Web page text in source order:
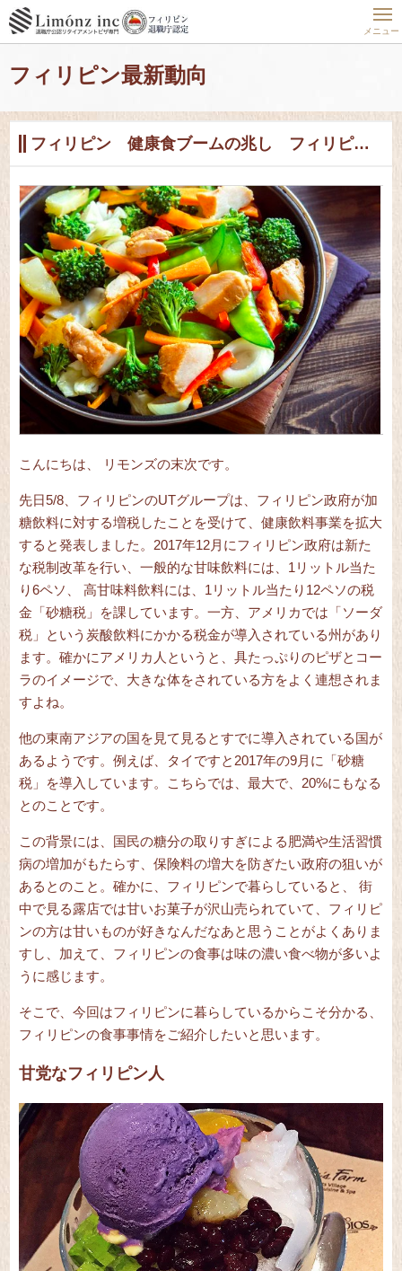
メニュー
ホーム フィリピン最新動向
フィリピン 健康食ブームの兆し フィリピンのお食事事情
フィリピン最新動向
フィリピン 健康食ブームの兆し フィリピンのお食事事情
こんにちは、 リモンズの末次です。
先日5/8、フィリピンのUTグループは、フィリピン政府が加
糖飲料に対する増税したことを受けて、健康飲料事業を拡大
すると発表しました。2017年12月にフィリピン政府は新た
な税制改革を行い、一般的な甘味飲料には、1リットル当た
り6ペソ、 高甘味料飲料には、1リットル当たり12ペソの税
金「砂糖税」を課しています。一方、アメリカでは「ソーダ
税」という炭酸飲料にかかる税金が導入されている州があり
ます。確かにアメリカ人というと、具たっぷりのピザとコー
ラのイメージで、大きな体をされている方をよく連想されま
すよね。
他の東南アジアの国を見て見るとすでに導入されている国が
あるようです。例えば、タイですと2017年の9月に「砂糖
税」を導入しています。こちらでは、最大で、20%にもなる
とのことです。
この背景には、国民の糖分の取りすぎによる肥満や生活習慣
病の増加がもたらす、保険料の増大を防ぎたい政府の狙いが
あるとのこと。確かに、フィリピンで暮らしていると、 街
中で見る露店では甘いお菓子が沢山売られていて、フィリピ
ンの方は甘いものが好きなんだなあと思うことがよくありま
すし、加えて、フィリピンの食事は味の濃い食べ物が多いよ
うに感じます。
そこで、今回はフィリピンに暮らしているからこそ分かる、
フィリピンの食事事情をご紹介したいと思います。
甘党なフィリピン人